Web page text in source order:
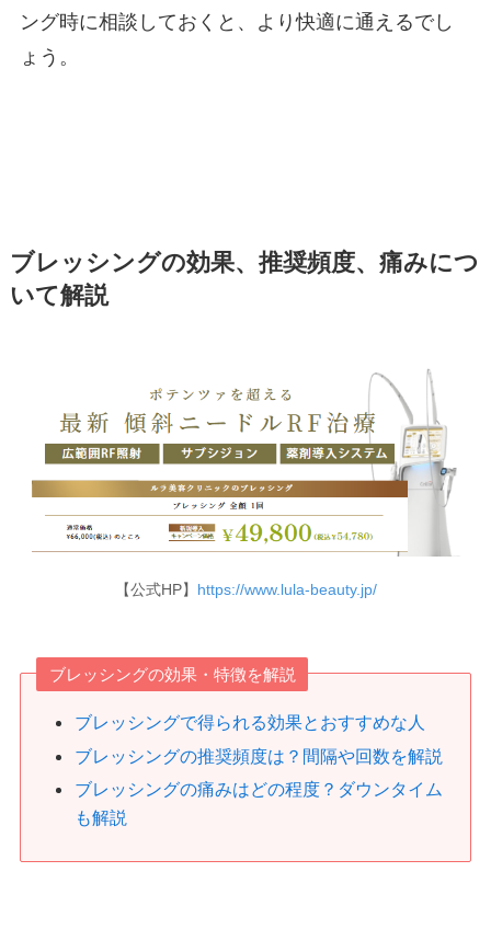
ング時に相談しておくと、より快適に通えるでし
ょう。
ブレッシングの効果、推奨頻度、痛みにつ
いて解説
【公式HP】 https://www.lula-beauty.jp/
ブレッシングの効果・特徴を解説
ブレッシングで得られる効果とおすすめな人
ブレッシングの推奨頻度は？間隔や回数を解説
ブレッシングの痛みはどの程度？ダウンタイム
も解説